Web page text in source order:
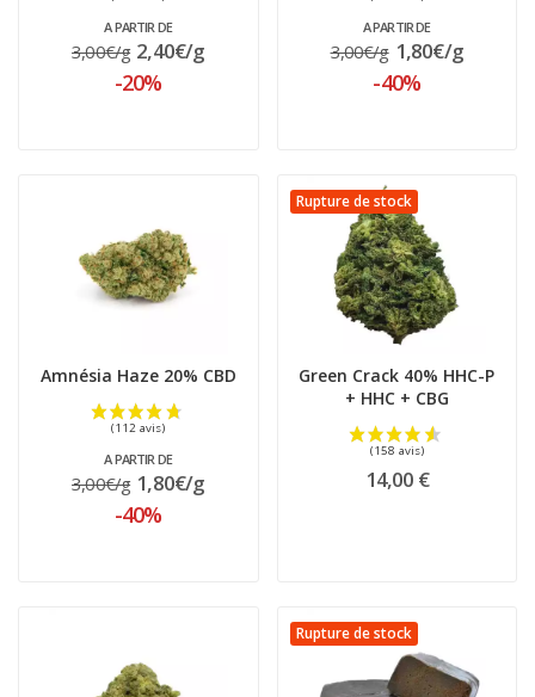
(141 avis)
A PARTIR DE
3,00€/g 2,40€/g
-20%
A PARTIR DE
3,00€/g 1,80€/g
-40%
Amnésia Haze 20% CBD
A PARTIR DE
3,00€/g 1,80€/g
-40%
Rupture de stock
Green Crack 40% HHC-P
+ HHC + CBG
14,00 €
Rupture de stock